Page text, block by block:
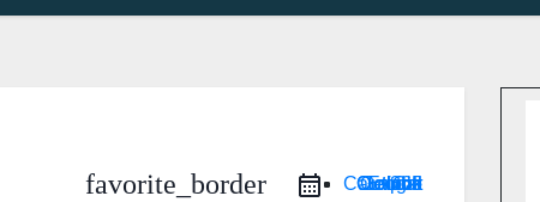
favorite_border iCal Export
Google Calendar
Outlook 365
Outlook Live